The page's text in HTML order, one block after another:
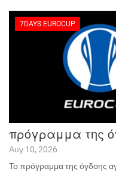
7DAYS EUROCUP
πρόγραμμα της
Αυγ 10, 2026
Το πρόγραμμα της όγδοης